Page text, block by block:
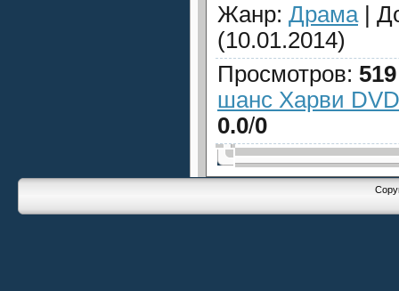
Жанр: Драма|
(10.01.2014)
Просмотров: 519
шанс Харви
0.0/0